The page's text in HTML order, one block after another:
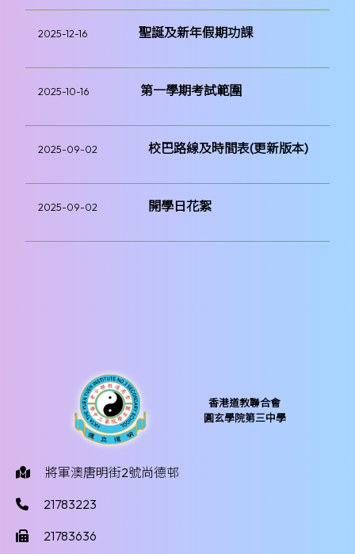
2025-12-16 聖誕及新年假期功課
2025-10-16 第一學期考試範圍
2025-09-02 校巴路線及時間表(更新版本)
2025-09-02 開學日花絮
香港道教聯合會
圓玄學院第三中學
將軍澳唐明街2號尚德邨
21783223
21783636